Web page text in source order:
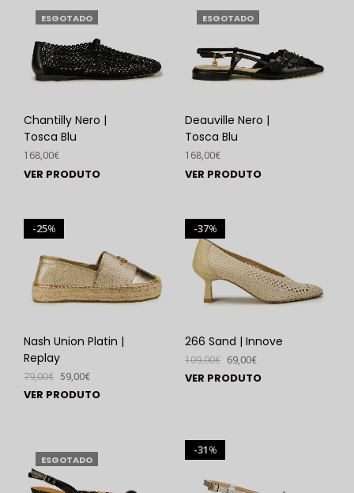
ESGOTADO
Chantilly Nero |
Tosca Blu
168,00€
VER PRODUTO
ESGOTADO
Deauville Nero |
Tosca Blu
168,00€
VER PRODUTO
%
25
Nash Union Platin |
Replay
79,00€ 59,00€
VER PRODUTO
%
37
266 Sand | Innove
109,00€ 69,00€
VER PRODUTO
ESGOTADO
%
31